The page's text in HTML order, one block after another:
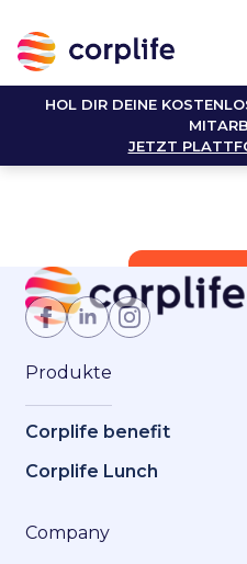
HOL DIR DEINE
JETZT
Jetzt
Produkte
Corplife benefit
Corplife Lunch
Company